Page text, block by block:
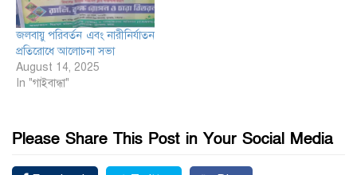
জলবায়ু পরিবর্তন এবং নারীনির্যাতন
প্রতিরোধে আলোচনা সভা
August 14, 2025
In "গাইবান্ধা"
Please Share This Post in Your Social Media